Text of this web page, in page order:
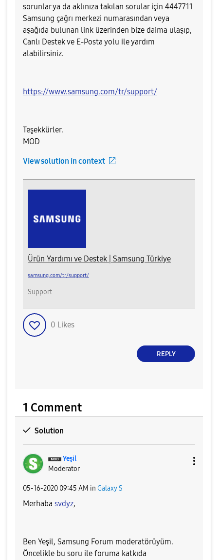
sorunlar ya da aklınıza takılan sorular için 4447711
Samsung çağrı merkezi numarasından veya
aşağıda bulunan link üzerinden bize daima ulaşıp,
Canlı Destek ve E-Posta yolu ile yardım
alabilirsiniz.
https://www.samsung.com/tr/support/
Teşekkürler.
MOD
View solution in context
Ürün Yardımı ve Destek | Samsung Türkiye
samsung.com/tr/support/
Support
0 Likes
REPLY
1 Comment
Solution
Yeşil
Moderator
‎05-16-2020 09:45 AM in Galaxy S
Merhaba svdyz,
Ben Yeşil, Samsung Forum moderatörüyüm.
Öncelikle bu soru ile foruma katkıda